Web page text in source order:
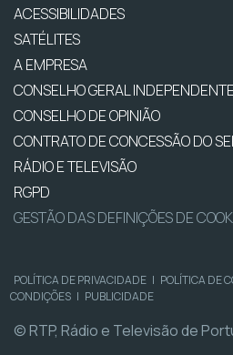
ACESSIBILIDADES
SATÉLITES
A EMPRESA
CONSELHO GERAL
CONSELHO DE OPINIÃO
CONTRATO DE CONCESSÃO DO
RÁDIO E TELEVISÃO
RGPD
GESTÃO DAS DEFINIÇÕES DE
POLÍTICA DE PRIVACIDADE | POLÍTICA DE
CONDIÇÕES | PUBLICIDADE
© RTP, Rádio e Televisão de